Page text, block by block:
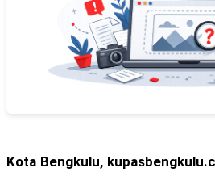
Kota Bengkulu,